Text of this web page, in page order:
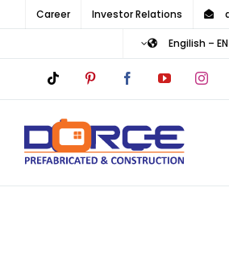
Investor Relations
Career
Engilish – EN
Instagram
YouTube
Facebook
Pinterest